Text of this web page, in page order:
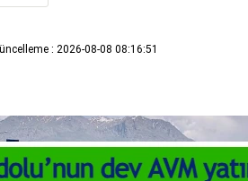
: 2026-08-08 08:16:51